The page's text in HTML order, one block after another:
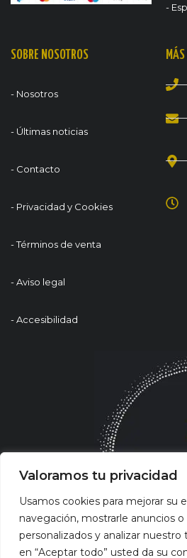
Valoramos tu privacidad
Usamos cookies para mejorar su
navegación, mostrarle anuncios
personalizados y analizar nuestro
en “Aceptar todo” usted da su
-
SOBRE NOSOTROS
- Nosotros
- Últimas noticias
- Contacto
- Privacidad y Cookies
- Términos de venta
- Aviso legal
- Accesibilidad